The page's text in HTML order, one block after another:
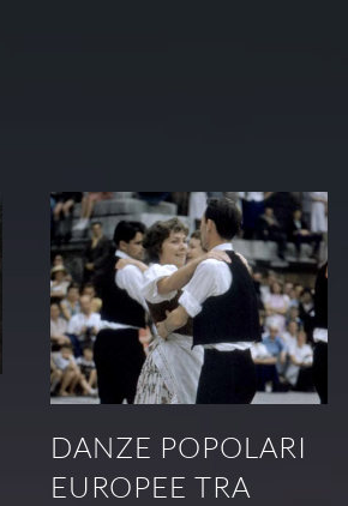
DANZE POPOLARI
EUROPEE TRA